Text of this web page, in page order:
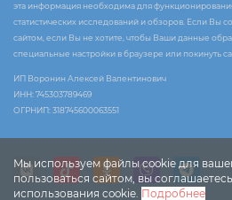
Мы используем файлы cookie для
пользоваться сайтом, вы
использования cookie. Подробнее
эта информация необходима для
статистических исследований и обзоров. Если Вы
сайтом, если Вы не хотите, чтобы Ваши данные
специальные настройки в браузере или покинуть
ИП Воронин Алексей Валентинович
ИНН: 745303789469
ОГРНИП: 318745600063551